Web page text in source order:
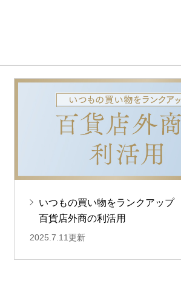
いつもの買い物をランクアップ
百貨店外商の利活用
2025.7.11更新